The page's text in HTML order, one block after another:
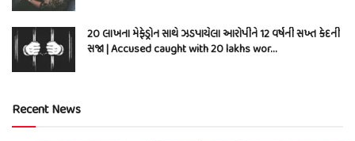
20 લાખના મેફેડ્રોન સાથે ઝડપાયેલા આરોપીને 12 વર્ષની સખ્ત કેદની
સજા | Accused caught with 20 lakhs wor…
Recent News